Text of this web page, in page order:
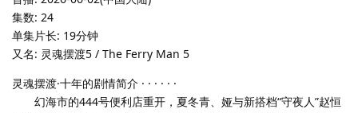
集数: 24
单集片长: 19分钟
又名: 灵魂摆渡5 / The Ferry Man 5
灵魂摆渡·十年的剧情简介 · · · · · ·
幻海市的444号便利店重开，夏冬青、娅与新搭档“守夜人”赵恒